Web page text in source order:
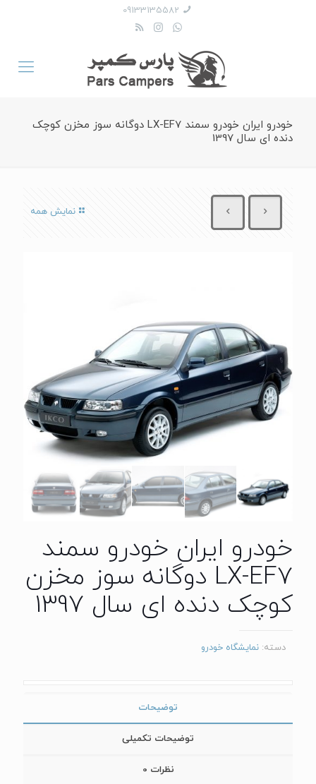
09133135582
خودرو ایران خودرو سمند LX-EF7 دوگانه سوز مخزن کوچک
دنده ای سال 1397
نمایش همه
خودرو ایران خودرو سمند
LX-EF7 دوگانه سوز مخزن
کوچک دنده ای سال 1397
دسته: نمایشگاه خودرو
توضیحات
توضیحات تکمیلی
نظرات 0